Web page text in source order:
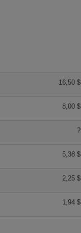
16,50 $
8,00 $
?
5,38 $
2,25 $
1,94 $